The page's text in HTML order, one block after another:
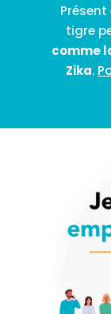
tigre
comme
Zika.